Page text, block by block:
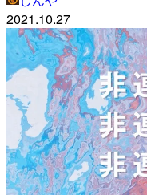
2021.10.27